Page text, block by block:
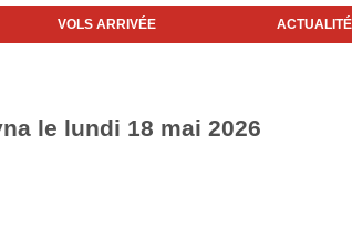
VOLS ARRIVÉE ACTUALITÉ
le lundi 18 mai 2026